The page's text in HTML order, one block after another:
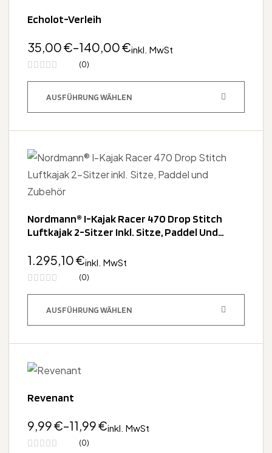
Echolot-Verleih
35,00€–140,00€inkl. MwSt
(0)
AUSFÜHRUNG WÄHLEN
Nordmann® I-Kajak Racer 470 Drop Stitch
Luftkajak 2-Sitzer Inkl. Sitze, Paddel Und
1.295,10€inkl. MwSt
(0)
AUSFÜHRUNG WÄHLEN
Revenant
9,99€–11,99€inkl. MwSt
(0)